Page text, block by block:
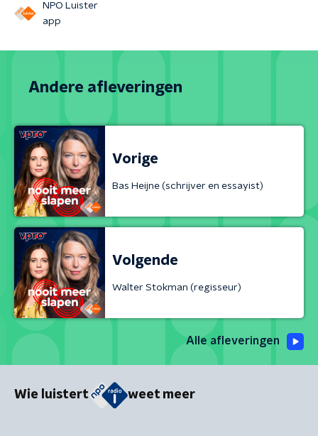
NPO Luister
app
Andere afleveringen
Vorige
Bas Heijne (schrijver en essayist)
Volgende
Walter Stokman (regisseur)
Alle afleveringen
Wie luistert weet meer